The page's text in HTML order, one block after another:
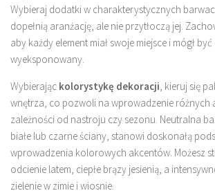
Wybieraj dodatki w charakterystycznych
dopełnią aranżację, ale nie przytłoczą jej.
aby każdy element miał swoje miejsce i mógł
wyeksponowany.
Wybierając kolorystykę dekoracji, kieruj się
wnętrza, co pozwoli na wprowadzenie różnych
zależności od nastroju czy sezonu. Neutralna
białe lub czarne ściany, stanowi doskonałą
wprowadzenia kolorowych akcentów. Możesz
odcienie latem, ciepłe brązy jesienią, a
zielenie w zimie i wiosnie.